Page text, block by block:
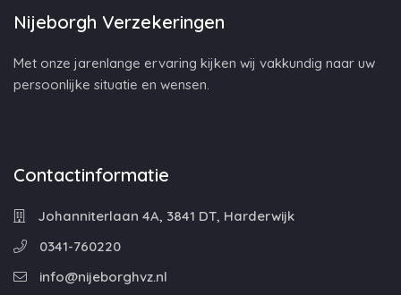
Nijeborgh Verzekeringen
Met onze jarenlange ervaring kijken wij vakkundig naar uw
persoonlijke situatie en wensen.
Contactinformatie
Johanniterlaan 4A, 3841 DT, Harderwijk
0341-760220
info@nijeborghvz.nl